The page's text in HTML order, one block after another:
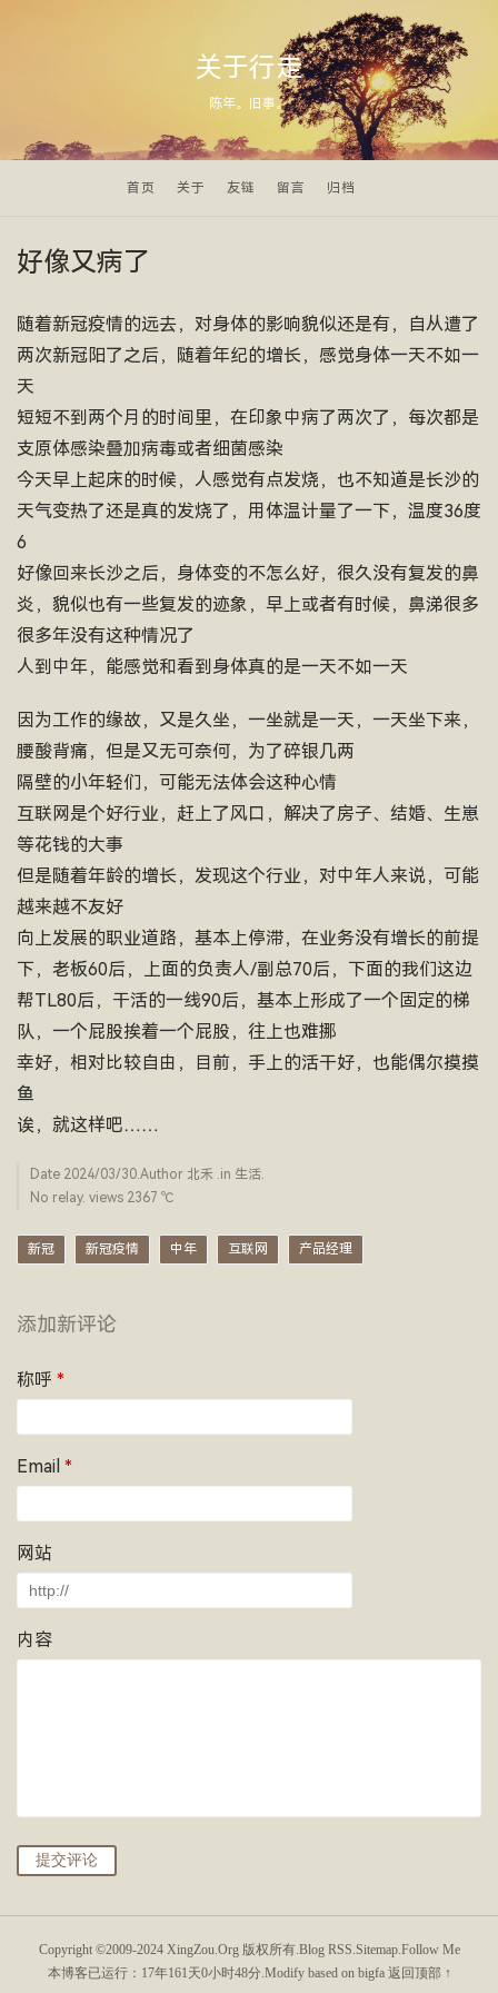
关于行走
陈年。旧事。
首页 关于 友链 留言 归档
好像又病了
随着新冠疫情的远去，对身体的影响貌似还是有，自从遭了
两次新冠阳了之后，随着年纪的增长，感觉身体一天不如一
天
短短不到两个月的时间里，在印象中病了两次了，每次都是
支原体感染叠加病毒或者细菌感染
今天早上起床的时候，人感觉有点发烧，也不知道是长沙的
天气变热了还是真的发烧了，用体温计量了一下，温度36度
6
好像回来长沙之后，身体变的不怎么好，很久没有复发的鼻
炎，貌似也有一些复发的迹象，早上或者有时候，鼻涕很多
很多年没有这种情况了
人到中年，能感觉和看到身体真的是一天不如一天
因为工作的缘故，又是久坐，一坐就是一天，一天坐下来，
腰酸背痛，但是又无可奈何，为了碎银几两
隔壁的小年轻们，可能无法体会这种心情
互联网是个好行业，赶上了风口，解决了房子、结婚、生崽
等花钱的大事
但是随着年龄的增长，发现这个行业，对中年人来说，可能
越来越不友好
向上发展的职业道路，基本上停滞，在业务没有增长的前提
下，老板60后，上面的负责人/副总70后，下面的我们这边
帮TL80后，干活的一线90后，基本上形成了一个固定的梯
队，一个屁股挨着一个屁股，往上也难挪
幸好，相对比较自由，目前，手上的活干好，也能偶尔摸摸
鱼
诶，就这样吧……
Date 2024/03/30.Author 北禾 .in 生活.
No relay. views 2367 ­℃
新冠 新冠疫情 中年 互联网 产品经理
添加新评论
称呼 *
Email *
网站
内容
提交评论
Copyright ©2009-2024 XingZou.Org版权所有.Blog RSS.Sitemap.Follow Me
本博客已运行： 17年161天0小时48分.Modify based on bigfa 返回顶部 ↑